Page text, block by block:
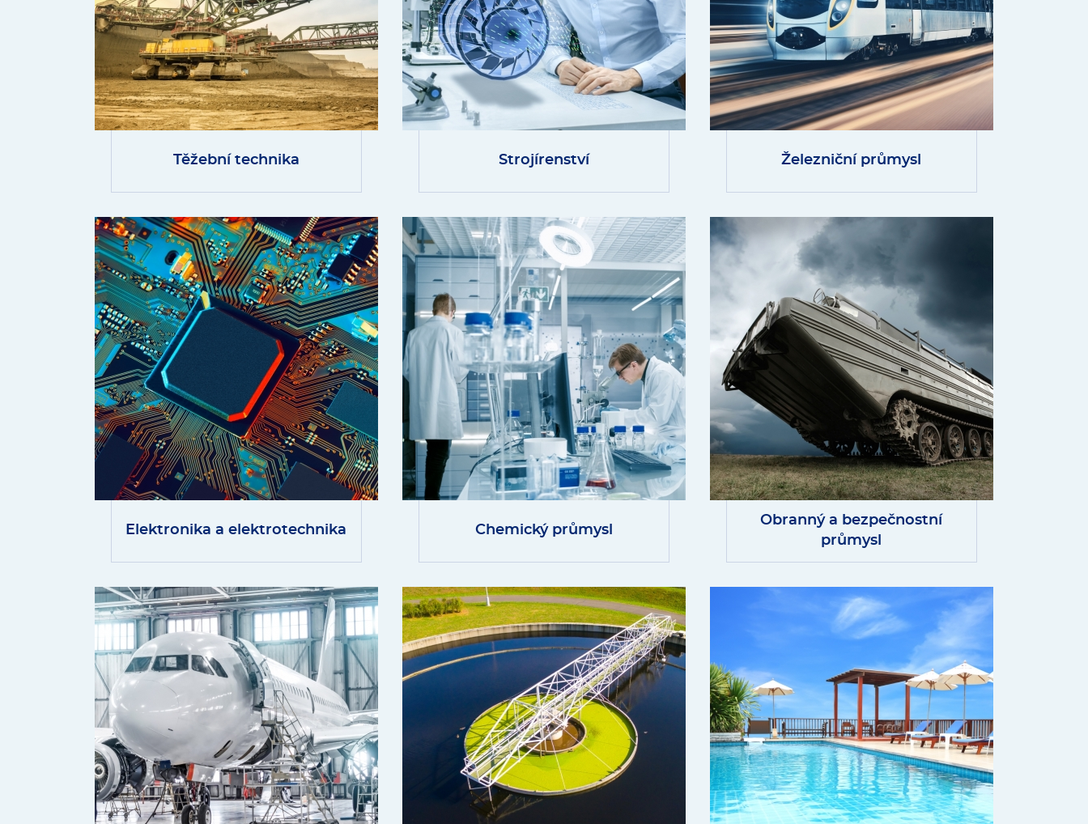
Těžební technika Strojírenství Železniční průmysl
Elektronika a elektrotechnika Chemický průmysl
Obranný a bezpečnostní
průmysl